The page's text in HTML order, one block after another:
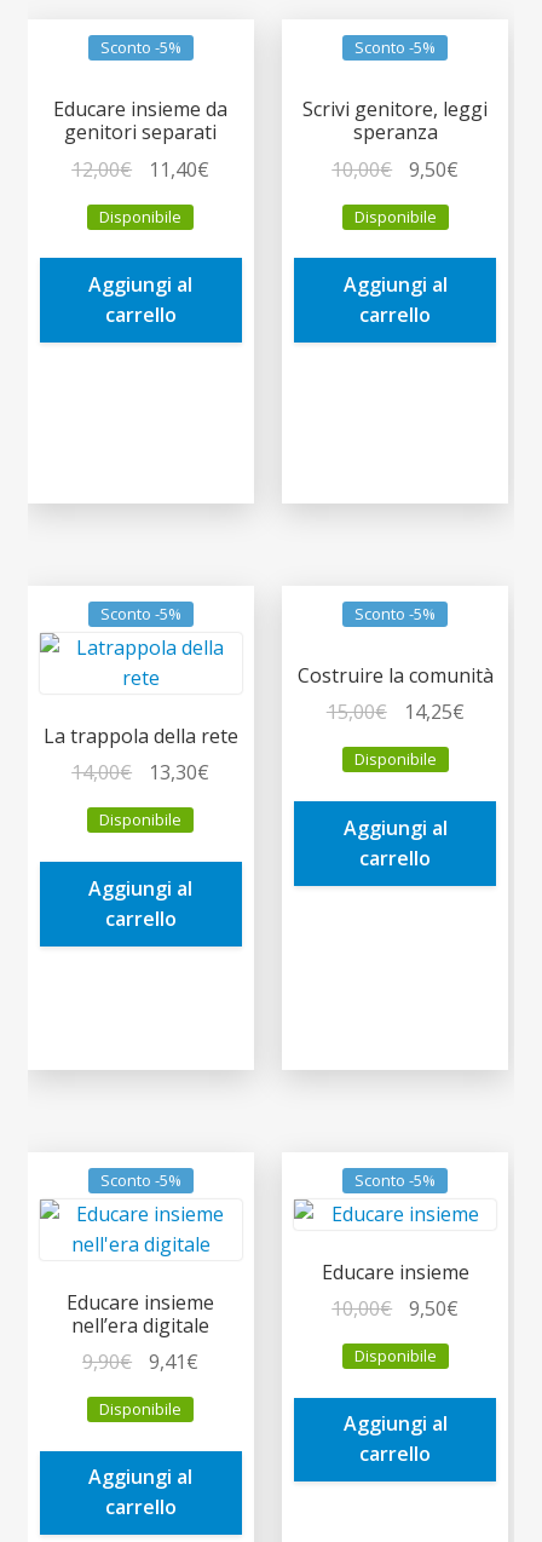
Sconto -5%
Educare insieme da
genitori separati
12,00€
prezzo
originale
era:
12,00€.
11,40€
è:
Disponibile
Aggiungi al
carrello
Sconto -5%
Scrivi genitore, leggi
speranza
10,00€
prezzo
originale
era:
10,00€.
9,50€
è:
Disponibile
Aggiungi al
carrello
Sconto -5%
La trappola della rete
14,00€
prezzo
originale
era:
14,00€.
13,30€
è:
Disponibile
Aggiungi al
carrello
Sconto -5%
Costruire la comunità
15,00€
prezzo
originale
era:
15,00€.
14,25€Il
è:
Disponibile
Aggiungi al
carrello
Sconto -5%
Educare insieme
nell’era digitale
9,90€
prezzo
originale
era:
9,90€.
9,41€
è:
Disponibile
Aggiungi al
carrello
Sconto -5%
Educare insieme
10,00€
prezzo
originale
era:
10,00€.
9,50€
è:
Disponibile
Aggiungi al
carrello